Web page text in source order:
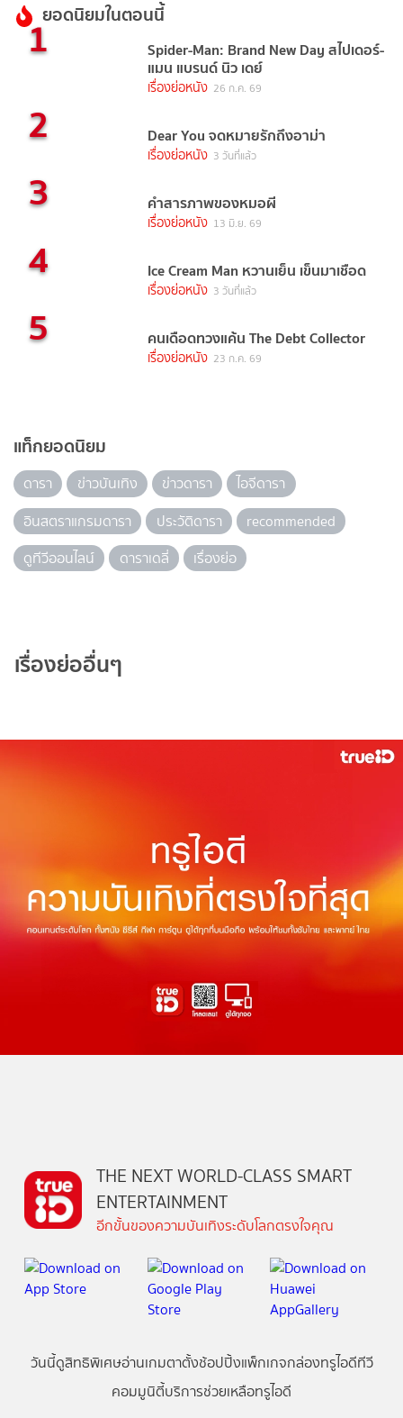
ยอดนิยมในตอนนี้
1 Spider-Man: Brand New Day สไปเดอร์-
แมน แบรนด์ นิว เดย์
เรื่องย่อหนัง 26 ก.ค. 69
2 Dear You จดหมายรักถึงอาม่า
เรื่องย่อหนัง 3 วันที่แล้ว
3 คำสารภาพของหมอผี
เรื่องย่อหนัง 13 มิ.ย. 69
4 Ice Cream Man หวานเย็น เข็นมาเชือด
เรื่องย่อหนัง 3 วันที่แล้ว
5 คนเดือดทวงแค้น The Debt Collector
เรื่องย่อหนัง 23 ก.ค. 69
แท็กยอดนิยม
ดารา ข่าวบันเทิง ข่าวดารา
ไอจีดารา
อินสตราแกรมดารา
ประวัติดารา
recommended
ดูทีวีออนไลน์
ดาราเดลี่ เรื่องย่อ
เรื่องย่ออื่นๆ
THE NEXT WORLD-CLASS SMART
ENTERTAINMENT
อีกขั้นของความบันเทิงระดับโลกตรงใจคุณ
วันนี้ดูสิทธิพิเศษอ่านเกมตาตั้งช้อปปิ้งแพ็กเกจกล่องทรูไอดีทีวี
คอมมูนิตี้บริการช่วยเหลือทรูไอดี